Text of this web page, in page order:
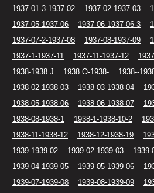
1937-01-3-1937-02
1937-02-1937-03
1937-05-1937-06
1937-06-1937-06-3
1937-07-2-1937-08
1937-08-1937-09
1937-1-1937-11
1937-11-1937-12
1938-1938 J
1938 O-1938-
1938--
1938-02-1938-03
1938-03-1938-04
1938-05-1938-06
1938-06-1938-07
1938-08-1938-1
1938-1-1938-10-2
1938-11-1938-12
1938-12-1938-19
1939-1939-02
1939-02-1939-03
1939-
1939-04-1939-05
1939-05-1939-06
1939-07-1939-08
1939-08-1939-09